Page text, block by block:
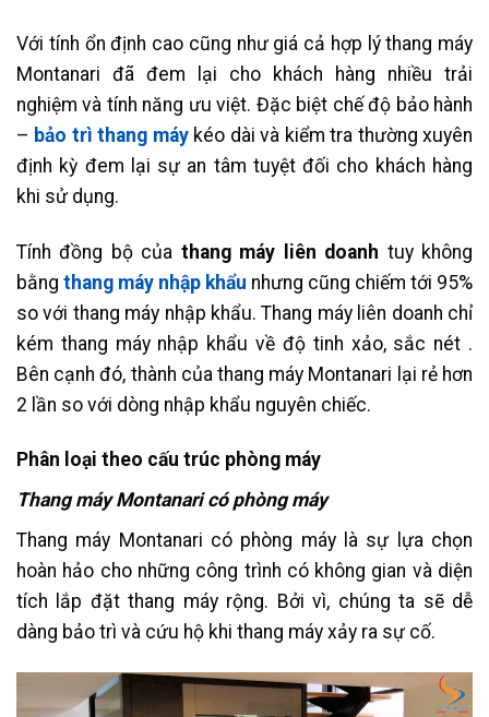
Với tính ổn định cao cũng như giá cả hợp lý thang máy
Montanari đã đem lại cho khách hàng nhiều trải
nghiệm và tính năng ưu việt. Đặc biệt chế độ bảo hành
– bảo trì thang máykéo dài và kiểm tra thường xuyên
định kỳ đem lại sự an tâm tuyệt đối cho khách hàng
khi sử dụng.
Tính đồng bộ của thang máy liên doanh tuy không
bằng thang máy nhập khẩu nhưng cũng chiếm tới 95%
so với thang máy nhập khẩu. Thang máy liên doanh chỉ
kém thang máy nhập khẩu về độ tinh xảo, sắc nét .
Bên cạnh đó, thành của thang máy Montanari lại rẻ hơn
2 lần so với dòng nhập khẩu nguyên chiếc.
Phân loại theo cấu trúc phòng máy
Thang máy Montanari có phòng máy
Thang máy Montanari có phòng máy là sự lựa chọn
hoàn hảo cho những công trình có không gian và diện
tích lắp đặt thang máy rộng. Bởi vì, chúng ta sẽ dễ
dàng bảo trì và cứu hộ khi thang máy xảy ra sự cố.